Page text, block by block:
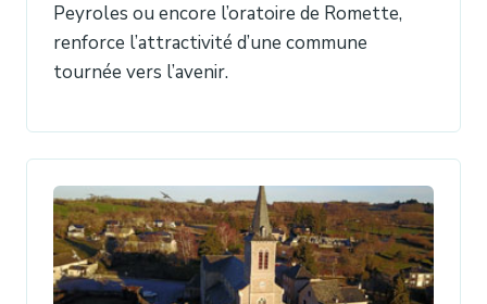
Peyroles ou encore l’oratoire de Romette,
renforce l’attractivité d’une commune
tournée vers l’avenir.